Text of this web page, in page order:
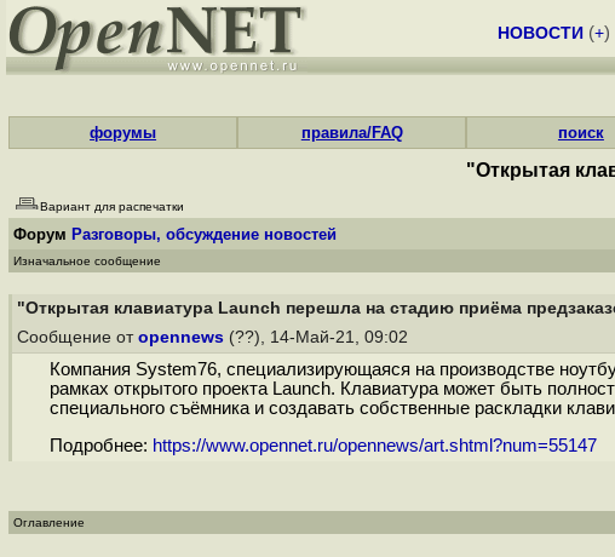
НОВОСТИ (+)
форумы правила/FAQ поиск
"Открытая
Вариант для распечатки
Форум Разговоры, обсуждение новостей
Изначальное сообщение
"Открытая клавиатура Launch перешла на стадию приёма
Сообщение от opennews (??), 14-Май-21, 09:02
Компания System76, специализирующаяся на производстве
рамках открытого проекта Launch. Клавиатура может быть
специального съёмника и создавать собственные раскладки
Подробнее: https://www.opennet.ru/opennews/art.shtml?num=55147
Оглавление